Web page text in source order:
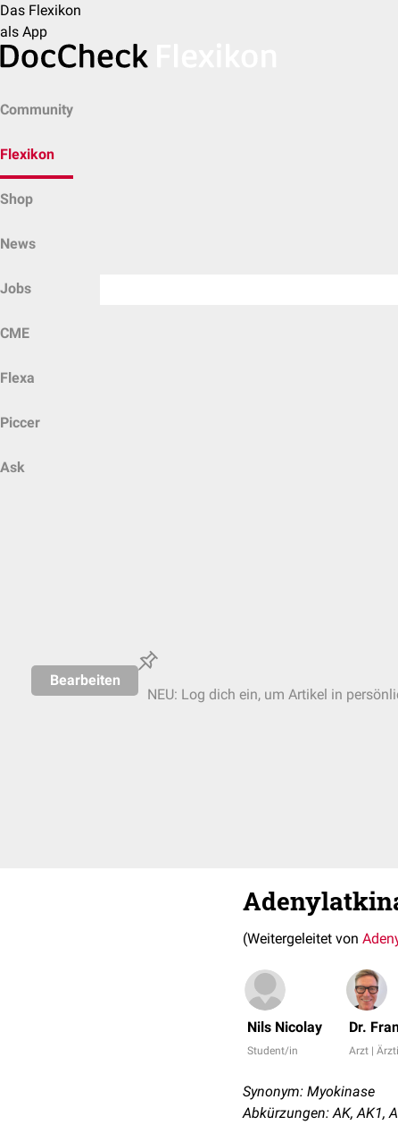
Das Flexikon
als App
Community
Flexikon
Shop
News
Jobs
CME
Flexa
Piccer
Ask
Bearbeiten
NEU: Log dich ein, um Artikel in
(Weitergeleitet von
Nils Nicolay
Student/in
Dr.
Arzt |
Synonym: Myokinase
Abkürzungen: AK, AK1,